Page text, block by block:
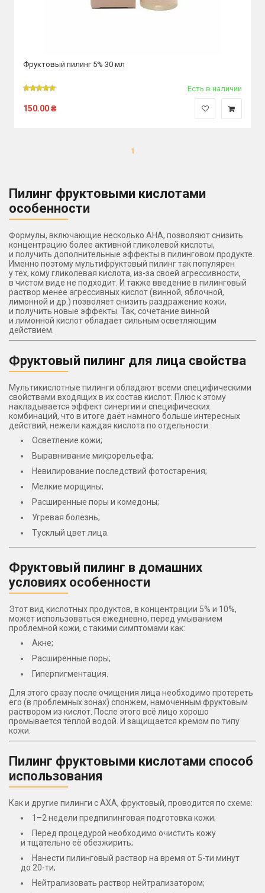
Фруктовый пилинг 5% 30 мл
Есть в наличии
150.00₴
1
Пилинг фруктовыми кислотами
особенности
Формулы, включающие несколько AHA, позволяют снизить
концентрацию более активной гликолевой кислоты,
и получить дополнительные эффекты в пилинговом продукте.
Именно поэтому мультифруктовый пилинг так популярен
у тех, кому гликолевая кислота, из-за своей агрессивности,
в чистом виде не подходит. И также введение в пилинговый
раствор менее агрессивных кислот (винной, яблочной,
лимонной и др.) позволяет снизить раздражение кожи,
и получить новые эффекты. Так, сочетание винной
и лимонной кислот обладает сильным осветляющим
действием.
Фруктовый пилинг для лица свойства
Мультикислотные пилинги обладают всеми специфическими
свойствами входящих в их состав кислот. Плюс к этому
накладывается эффект синергии и специфических
комбинаций, что в итоге даёт намного больше интересных
действий, нежели каждая кислота по отдельности:
Осветление кожи;
Выравнивание микрорельефа;
Невилирование последствий фотостарения;
Мелкие морщины;
Расширенные поры и комедоны;
Угревая болезнь;
Тусклый цвет лица.
Фруктовый пилинг в домашних
условиях особенности
Этот вид кислотных продуктов, в концентрации 5% и 10%,
может использоваться ежедневно, перед умыванием
проблемной кожи, с такими симптомами как:
Акне;
Расширенные поры;
Гиперпигментация.
Для этого сразу после очищения лица необходимо протереть
его (в проблемных зонах) спонжем, намоченным фруктовым
раствором из кислот. После этого всё лицо хорошо
промывается тёплой водой. И защищается кремом по типу
кожи.
Пилинг фруктовыми кислотами способ
использования
Как и другие пилинги с АХА, фруктовый, проводится по схеме:
1–2 недели предпилинговая подготовка кожи;
Перед процедурой необходимо очистить кожу
и тщательно её обезжирить;
Нанести пилинговый раствор на время от 5-ти минут
до 20-ти;
Нейтрализовать раствор нейтрализатором;